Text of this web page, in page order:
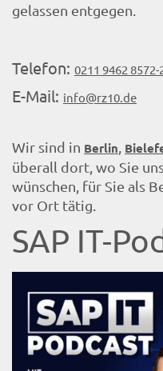
gelassen entgegen.
Telefon: 0211 9462 8572-
E-Mail: info@rz10.de
Wir sind in Berlin,
überall dort, wo Sie
wünschen, für Sie als
vor Ort tätig.
SAP IT-